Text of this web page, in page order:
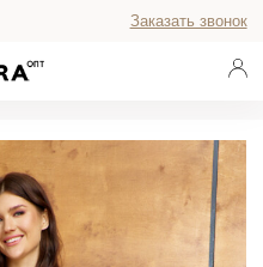
Заказать звонок